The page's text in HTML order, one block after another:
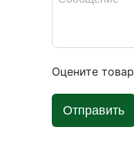
Оцените товар
Отправить